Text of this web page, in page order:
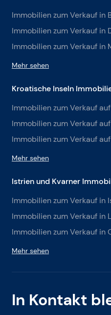
einem Flur, 2
einem Wohnzimmer mit
überdachten Terrassen.
Preis: 491 120 EUR
Es besteht die Möglichkeit,
In Kontakt
Immobilien zum Verkauf in
Immobilien zum Verkauf in
Immobilien zum Verkauf in
Mehr sehen
Kroatische Inseln
Immobilien zum Verkauf
Immobilien zum Verkauf
Immobilien zum Verkauf
Mehr sehen
Istrien und Kvarner
Immobilien zum Verkauf in
Immobilien zum Verkauf in
Immobilien zum Verkauf in
Mehr sehen